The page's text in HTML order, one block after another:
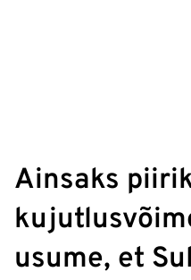
Ainsaks
usume, et